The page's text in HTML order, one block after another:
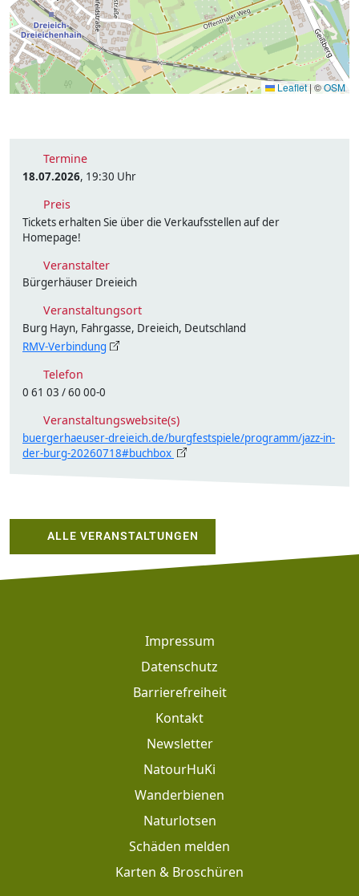
Leaflet|©OSM
Termine
18.07.2026, 19:30 Uhr
Preis
Tickets erhalten Sie über die Verkaufsstellen auf der
Homepage!
Veranstalter
Bürgerhäuser Dreieich
Veranstaltungsort
Burg Hayn, Fahrgasse, Dreieich, Deutschland
RMV-Verbindung
Telefon
0 61 03 / 60 00-0
Veranstaltungswebsite(s)
buergerhaeuser-dreieich.de/burgfestspiele/programm/jazz-in-
der-burg-20260718#buchbox
ALLE VERANSTALTUNGEN
Footer: Meta Navigation
Impressum
Datenschutz
Barrierefreiheit
Kontakt
Newsletter
NatourHuKi
Wanderbienen
Naturlotsen
Schäden melden
Karten & Broschüren